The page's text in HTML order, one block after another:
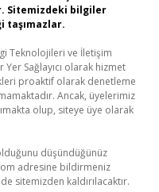
Sitemizdeki bilgiler
taşımazlar.
Teknolojileri ve İletişim
Sağlayıcı olarak hizmet
proaktif olarak denetleme
Ancak, üyelerimiz
olup, siteye üye olarak
düşündüğünüz
adresine bildirmeniz
sitemizden kaldırılacaktır.